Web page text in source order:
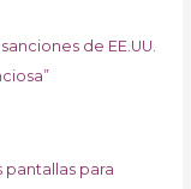
de EE.UU.
para